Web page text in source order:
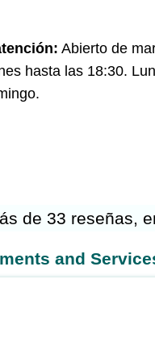
Abierto de
hasta las 18:30.
de 33 reseñas,
and